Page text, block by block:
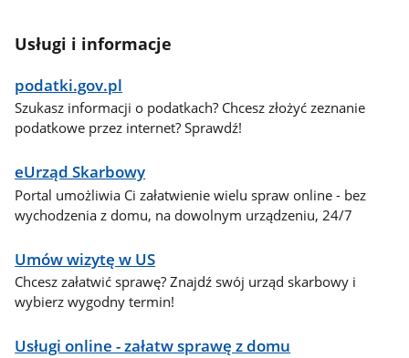
Usługi i informacje
podatki.gov.pl
Szukasz informacji o podatkach? Chcesz złożyć zeznanie
podatkowe przez internet? Sprawdź!
eUrząd Skarbowy
Portal umożliwia Ci załatwienie wielu spraw online - bez
wychodzenia z domu, na dowolnym urządzeniu, 24/7
Umów wizytę w US
Chcesz załatwić sprawę? Znajdź swój urząd skarbowy i
wybierz wygodny termin!
Usługi online - załatw sprawę z domu